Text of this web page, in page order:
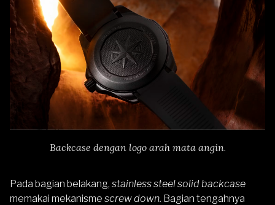
Backcase dengan logo arah mata angin.
Pada bagian belakang, stainless steel solid backcase
memakai mekanisme screw down. Bagian tengahnya